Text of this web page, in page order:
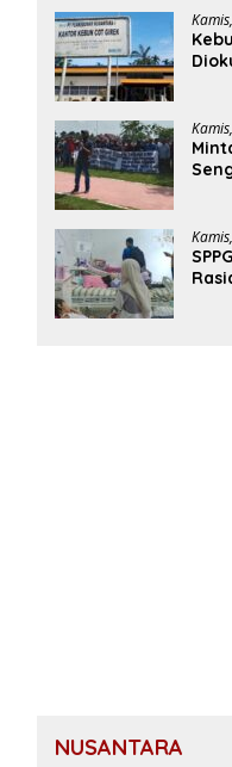
NUSANTARA